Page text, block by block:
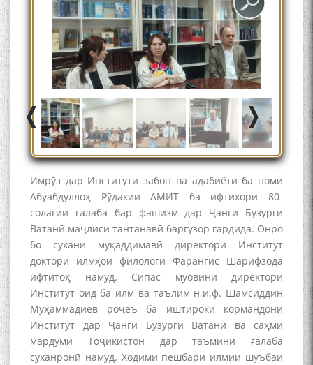
Имрӯз дар Институти забон ва адабиёти ба номи
Абуабдуллоҳ Рӯдакии АМИТ ба ифтихори 80-
солагии ғалаба бар фашизм дар Ҷанги Бузурги
Ватанӣ маҷлиси тантанавӣ баргузор гардида. Онро
бо сухани муқаддимавӣ директори Институт
доктори илмҳои филологӣ Фарангис Шарифзода
ифтитоҳ намуд. Сипас муовини директори
Институт оид ба илм ва таълим н.и.ф. Шамсиддин
Муҳаммадиев роҷеъ ба иштироки кормандони
Институт дар Ҷанги Бузурги Ватанӣ ва саҳми
мардуми Тоҷикистон дар таъмини ғалаба
суханронӣ намуд. Ходими пешбари илмии шуъбаи
Сухбати навқаламон бо
Муъмин Қаноат\Meeting of
young talents with Mumyin
Kanoat
The Persian Gulf Beautiful
poetry from Устод Мумин
Қаноат (Ustod Mumin Qanoat)
and Master Mehryar
Mehrafarin about the conflict
of the name of the Persian
Gulf
Сайри Дарвоз бо Мӯъмин
Қаноат: Чанор ҳам "гап"
мезанад